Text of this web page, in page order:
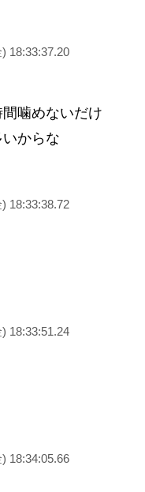
18:33:37.20
噛めないだけ
からな
18:33:38.72
18:33:51.24
18:34:05.66